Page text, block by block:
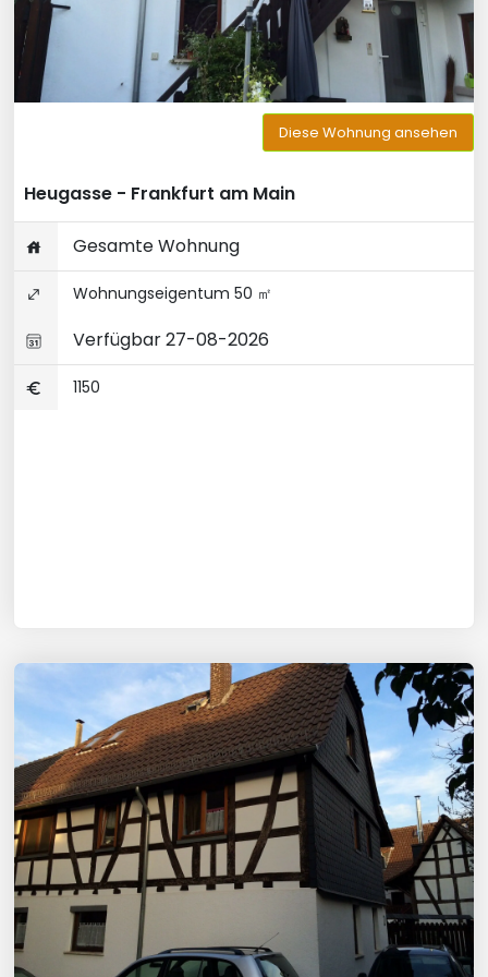
Diese Wohnung ansehen
Heugasse - Frankfurt am Main
Gesamte Wohnung
Wohnungseigentum 50 ㎡
Verfügbar 27-08-2026
1150